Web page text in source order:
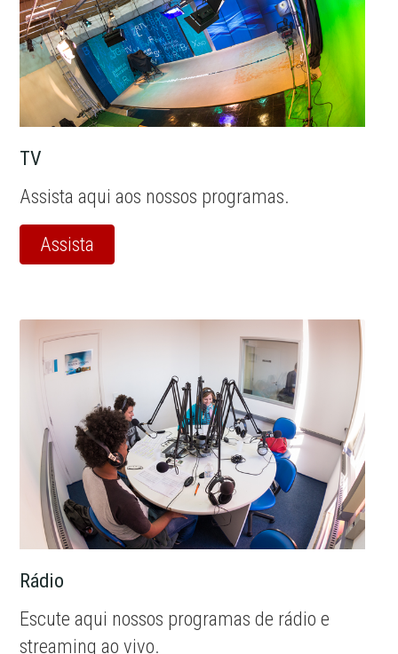
TV
Assista aqui aos nossos programas.
Assista
Rádio
Escute aqui nossos programas de rádio e
streaming ao vivo.